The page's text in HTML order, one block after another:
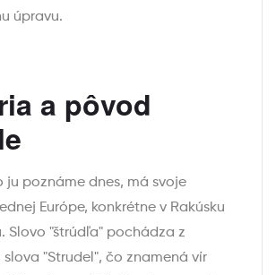
úpravu.
a pôvod
ju poznáme dnes, má svoje
Európe, konkrétne v Rakúsku
Slovo "štrúdľa" pochádza z
slova "Strudel", čo znamená vír